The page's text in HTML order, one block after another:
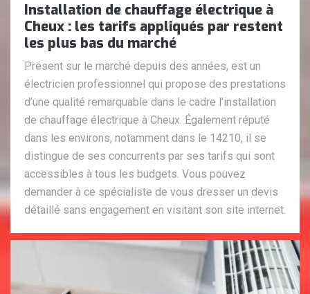
Installation de chauffage électrique à
Cheux : les tarifs appliqués par restent
les plus bas du marché
Présent sur le marché depuis des années, est un
électricien professionnel qui propose des prestations
d’une qualité remarquable dans le cadre l’installation
de chauffage électrique à Cheux. Également réputé
dans les environs, notamment dans le 14210, il se
distingue de ses concurrents par ses tarifs qui sont
accessibles à tous les budgets. Vous pouvez
demander à ce spécialiste de vous dresser un devis
détaillé sans engagement en visitant son site internet.